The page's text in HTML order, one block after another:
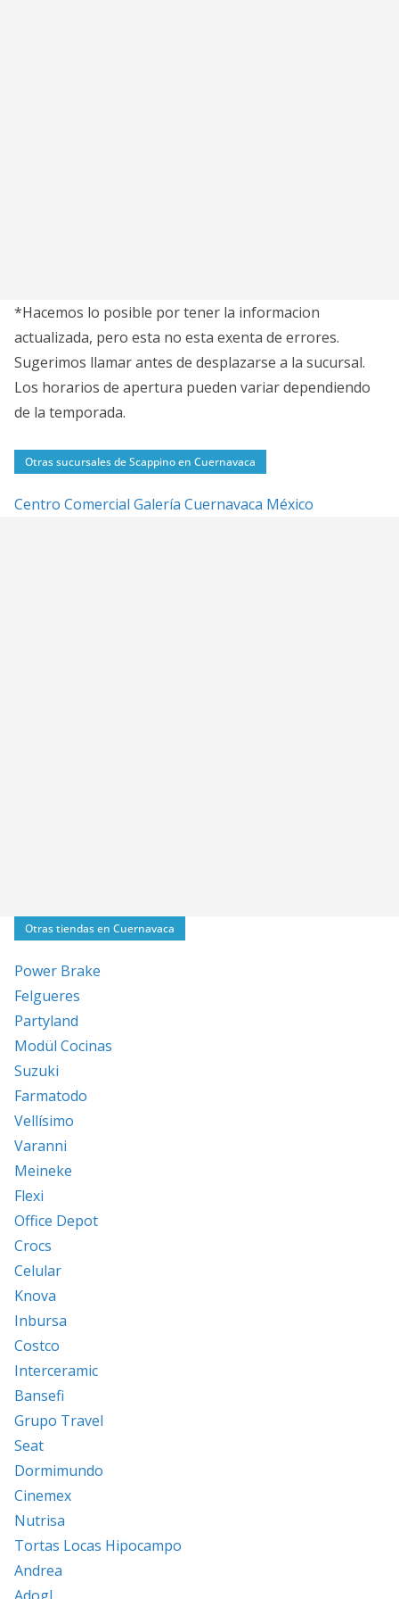
*Hacemos lo posible por tener la informacion
actualizada, pero esta no esta exenta de errores.
Sugerimos llamar antes de desplazarse a la sucursal.
Los horarios de apertura pueden variar dependiendo
de la temporada.
Otras sucursales de Scappino en Cuernavaca
Centro Comercial Galería Cuernavaca México
Otras tiendas en Cuernavaca
Power Brake
Felgueres
Partyland
Modül Cocinas
Suzuki
Farmatodo
Vellísimo
Varanni
Meineke
Flexi
Office Depot
Crocs
Celular
Knova
Inbursa
Costco
Interceramic
Bansefi
Grupo Travel
Seat
Dormimundo
Cinemex
Nutrisa
Tortas Locas Hipocampo
Andrea